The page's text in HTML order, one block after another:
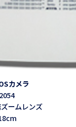
カメラ
ームレンズ